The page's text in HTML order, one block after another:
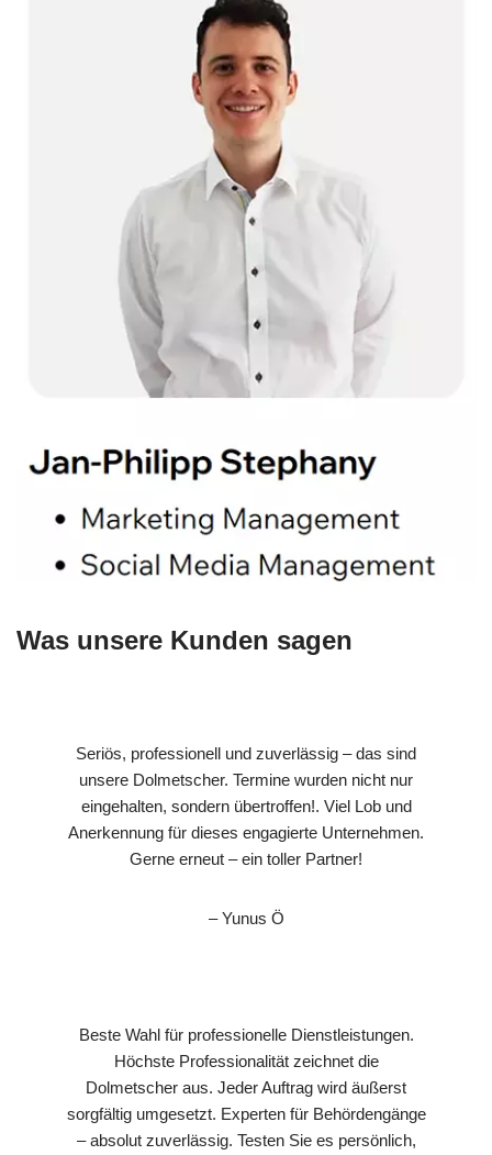
Was unsere Kunden sagen
Seriös, professionell und zuverlässig – das sind
unsere Dolmetscher. Termine wurden nicht nur
eingehalten, sondern übertroffen!. Viel Lob und
Anerkennung für dieses engagierte Unternehmen.
Gerne erneut – ein toller Partner!
– Yunus Ö
Beste Wahl für professionelle Dienstleistungen.
Höchste Professionalität zeichnet die
Dolmetscher aus. Jeder Auftrag wird äußerst
sorgfältig umgesetzt. Experten für Behördengänge
– absolut zuverlässig. Testen Sie es persönlich,